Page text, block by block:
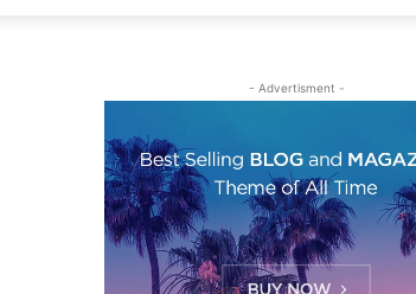
- Advertisment -